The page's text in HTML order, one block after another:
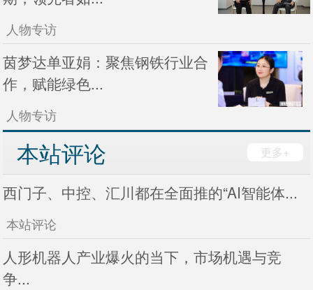
人物专访
茵梦达单亚娟：聚焦钢铁行业合
作，赋能绿色...
人物专访
更多+
本站评论
西门子、中控、汇川都在全面推的“AI智能体...
本站评论
人形机器人产业爆火的当下，市场机遇与竞
争...